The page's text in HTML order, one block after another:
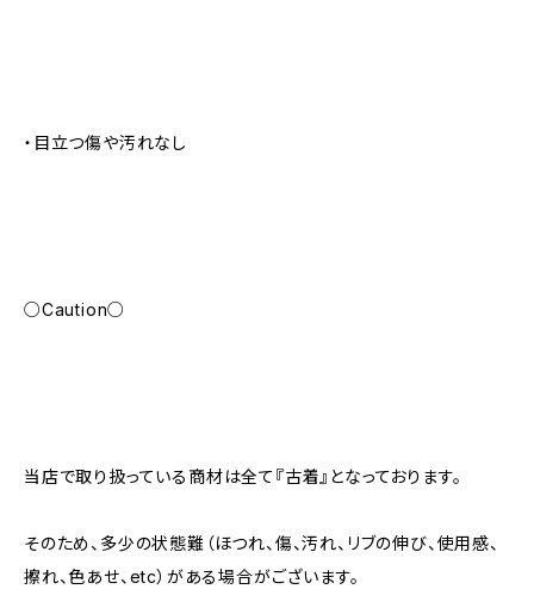
・目立つ傷や汚れなし
○Caution○
当店で取り扱っている商材は全て『古着』となっております。
そのため、多少の状態難（ほつれ、傷、汚れ、リブの伸び、使用感、
擦れ、色あせ、etc）がある場合がございます。